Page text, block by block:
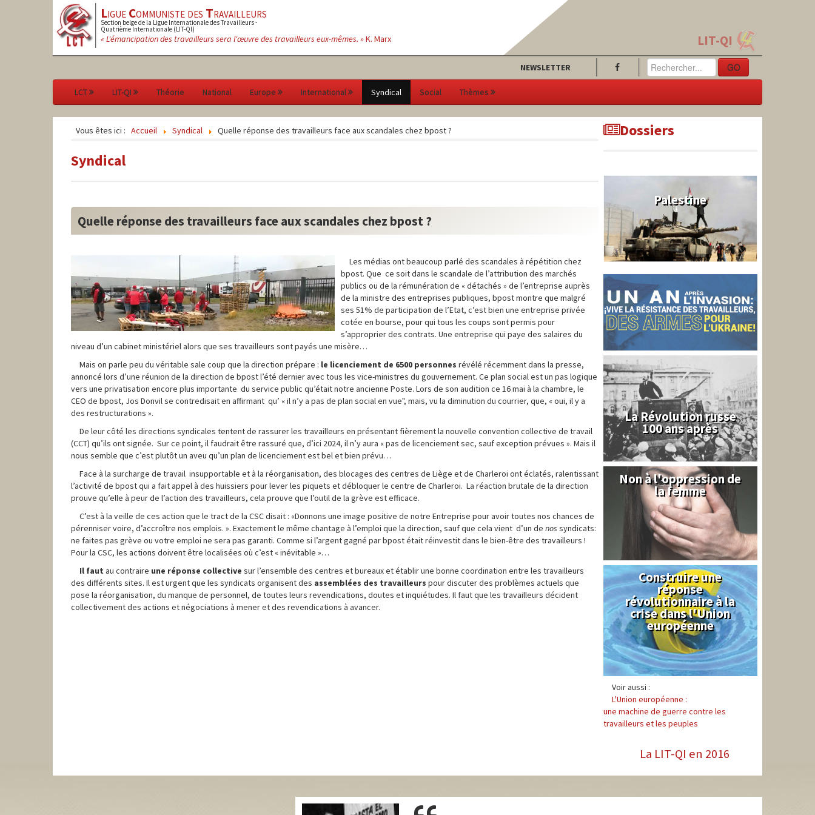
LigueCommuniste des Travailleurs
Section belge de la Ligue Internationale des Travailleurs -
Quatrième Internationale (LIT-QI)
« L'émancipation des travailleurs sera l'œuvre des travailleurs eux-mêmes. »K. Marx LIT-QI
NEWSLETTER GO
LCT LIT-QI Théorie National Europe International Syndical Social Thèmes
Vous êtes ici : Accueil Syndical Quelle réponse des travailleurs face aux scandales chez bpost ?
Syndical
Quelle réponse des travailleurs face aux scandales chez bpost ?
Les médias ont beaucoup parlé des scandales à répétition chez
bpost. Que ce soit dans le scandale de l’attribution des marchés
publics ou de la rémunération de « détachés » de l’entreprise auprès
de la ministre des entreprises publiques, bpost montre que malgré
ses 51% de participation de l’Etat, c’est bien une entreprise privée
cotée en bourse, pour qui tous les coups sont permis pour
s’approprier des contrats. Une entreprise qui paye des salaires du
niveau d’un cabinet ministériel alors que ses travailleurs sont payés une misère…
Mais on parle peu du véritable sale coup que la direction prépare : le licenciement de 6500 personnes révélé récemment dans la presse,
annoncé lors d’une réunion de la direction de bpost l’été dernier avec tous les vice-ministres du gouvernement. Ce plan social est un pas logique
vers une privatisation encore plus importante du service public qu’était notre ancienne Poste. Lors de son audition ce 16 mai à la chambre, le
CEO de bpost, Jos Donvil se contredisait en affirmant qu’ « il n’y a pas de plan social en vue", mais, vu la diminution du courrier, que, « oui, il y a
des restructurations ».
De leur côté les directions syndicales tentent de rassurer les travailleurs en présentant fièrement la nouvelle convention collective de travail
(CCT) qu’ils ont signée. Sur ce point, il faudrait être rassuré que, d’ici 2024, il n’y aura « pas de licenciement sec, sauf exception prévues ». Mais il
nous semble que c’est plutôt un aveu qu’un plan de licenciement est bel et bien prévu…
Face à la surcharge de travail insupportable et à la réorganisation, des blocages des centres de Liège et de Charleroi ont éclatés, ralentissant
l’activité de bpost qui a fait appel à des huissiers pour lever les piquets et débloquer le centre de Charleroi. La réaction brutale de la direction
prouve qu’elle à peur de l’action des travailleurs, cela prouve que l’outil de la grève est efficace.
C’est à la veille de ces action que le tract de la CSC disait : «Donnons une image positive de notre Entreprise pour avoir toutes nos chances de
pérenniser voire, d’accroître nos emplois. ». Exactement le même chantage à l’emploi que la direction, sauf que cela vient d’un de nos syndicats:
ne faites pas grève ou votre emploi ne sera pas garanti. Comme si l’argent gagné par bpost était réinvestit dans le bien-être des travailleurs !
Pour la CSC, les actions doivent être localisées où c’est « inévitable »…
Il faut au contraire une réponse collective sur l’ensemble des centres et bureaux et établir une bonne coordination entre les travailleurs
des différents sites. Il est urgent que les syndicats organisent des assemblées des travailleurs pour discuter des problèmes actuels que
pose la réorganisation, du manque de personnel, de toutes leurs revendications, doutes et inquiétudes. Il faut que les travailleurs décident
collectivement des actions et négociations à mener et des revendications à avancer.
Dossiers
Palestine
La Révolution russe
100 ans après
Syrie
Non à l'oppression de
la femme
Syndical
Construire une
réponse
révolutionnaire à la
crise dans l'Union
européenne
Voir aussi :
L'Union européenne :
une machine de guerre contre les
travailleurs et les peuples
La LIT-QI en 2016